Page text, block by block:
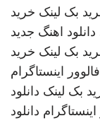
بک لینک خرید
دانلود اهنگ جدید
بک لینک خرید
اینستاگرام
بک لینک دانلود
دانلود